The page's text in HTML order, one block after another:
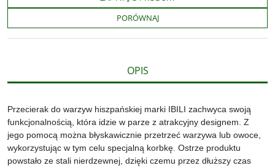
o
k
e
i
n
k
e
l
s
i
PORÓWNAJ
OPIS
Przecierak do warzyw hiszpańskiej marki IBILI zachwyca swoją
funkcjonalnością, która idzie w parze z atrakcyjny designem. Z
jego pomocą można błyskawicznie przetrzeć warzywa lub owoce,
wykorzystując w tym celu specjalną korbkę. Ostrze produktu
powstało ze stali nierdzewnej, dzięki czemu przez dłuższy czas